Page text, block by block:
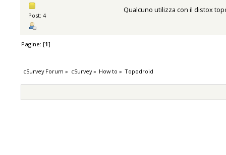
Post: 4
Qualcuno utilizza con il distox
Pagine: [1]
cSurvey Forum » cSurvey» How to » Topodroid